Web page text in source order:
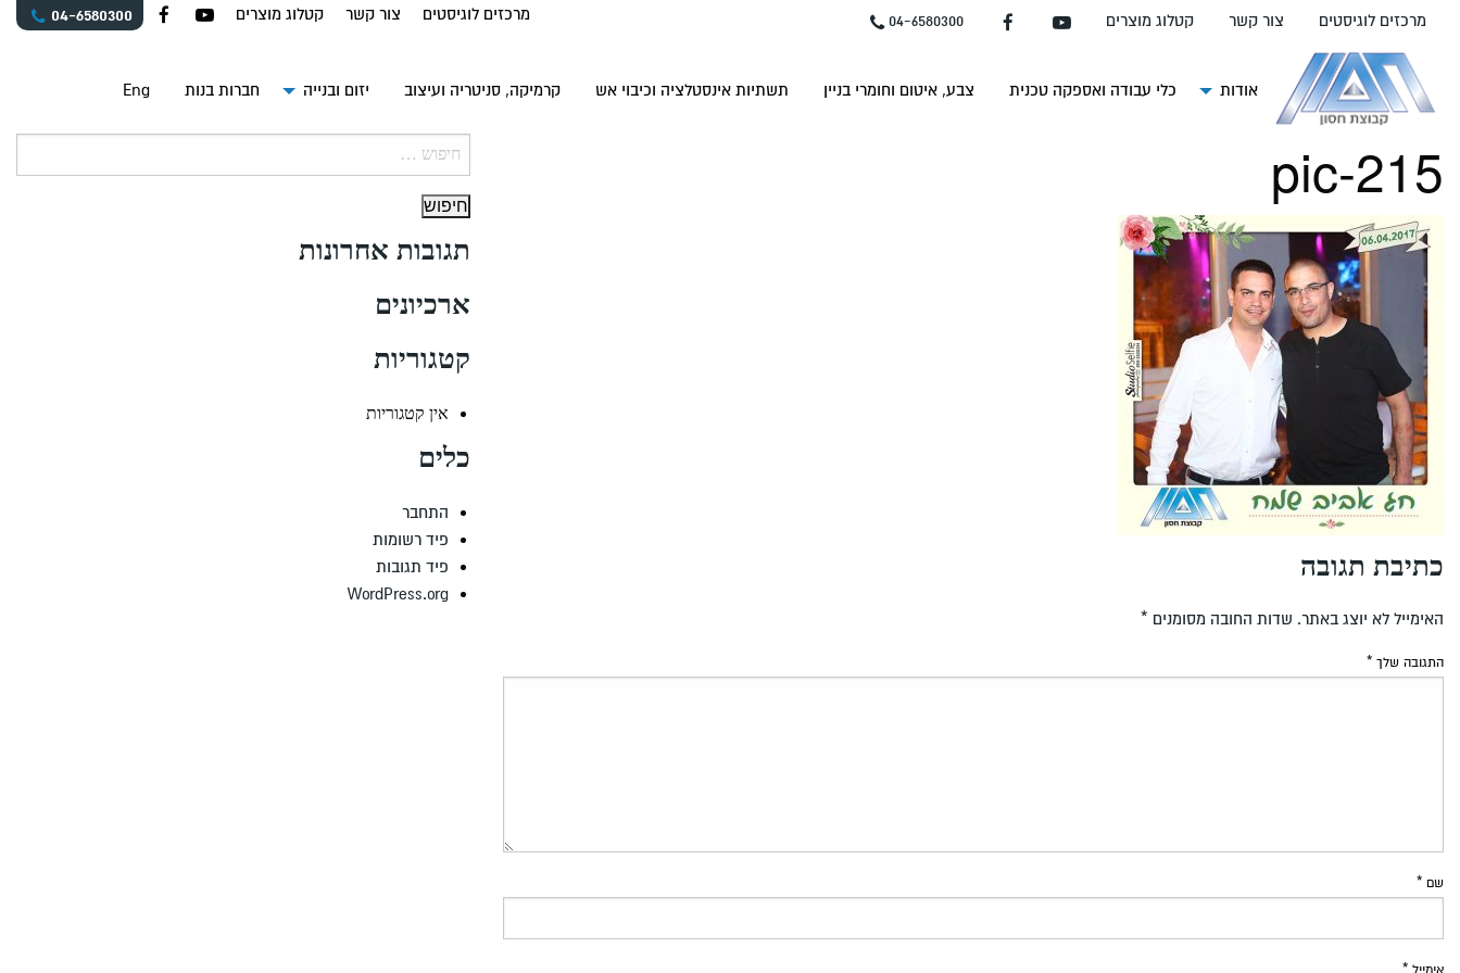
העמוד
מרכזים לוגיסטים צור קשר קטלוג מוצרים 04-6580300 מרכזים לוגיסטים צור קשר קטלוג מוצרים 04-6580300
אודות כלי עבודה ואספקה טכנית צבע, איטום וחומרי בניין תשתיות אינסטלציה וכיבוי אש קרמיקה, סניטריה ועיצוב יזום ובנייה חברות בנות Eng
pic-215
כתיבת תגובה
האימייל לא יוצג באתר. שדות החובה מסומנים *
התגובה שלך *
שם *
תגובות אחרונות
ארכיונים
קטגוריות
אין קטגוריות
כלים
התחבר
פיד רשומות
פיד תגובות
WordPress.org